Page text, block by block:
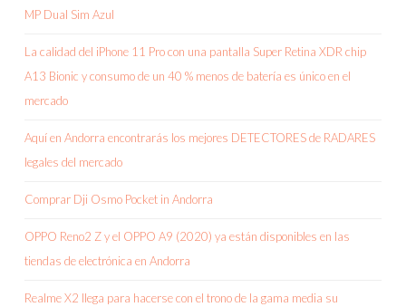
MP Dual Sim Azul
La calidad del iPhone 11 Pro con una pantalla Super Retina XDR chip
A13 Bionic y consumo de un 40 % menos de batería es único en el
mercado
Aquí en Andorra encontrarás los mejores DETECTORES de RADARES
legales del mercado
Comprar Dji Osmo Pocket in Andorra
OPPO Reno2 Z y el OPPO A9 (2020) ya están disponibles en las
tiendas de electrónica en Andorra
Realme X2 llega para hacerse con el trono de la gama media su